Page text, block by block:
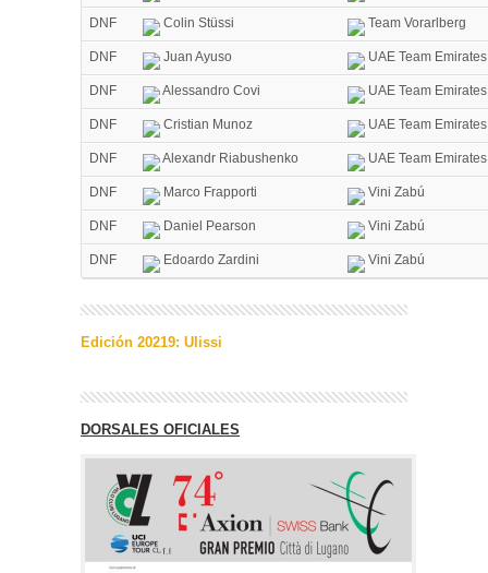
DNF Colin Stüssi Team Vorarlberg
DNF Juan Ayuso UAE Team Emirates
DNF Alessandro Covi UAE Team Emirates
DNF Cristian Munoz UAE Team Emirates
DNF Alexandr Riabushenko UAE Team Emirates
DNF Marco Frapporti Vini Zabú
DNF Daniel Pearson Vini Zabú
DNF Edoardo Zardini Vini Zabú
Edición 20219: Ulissi
DORSALES OFICIALES